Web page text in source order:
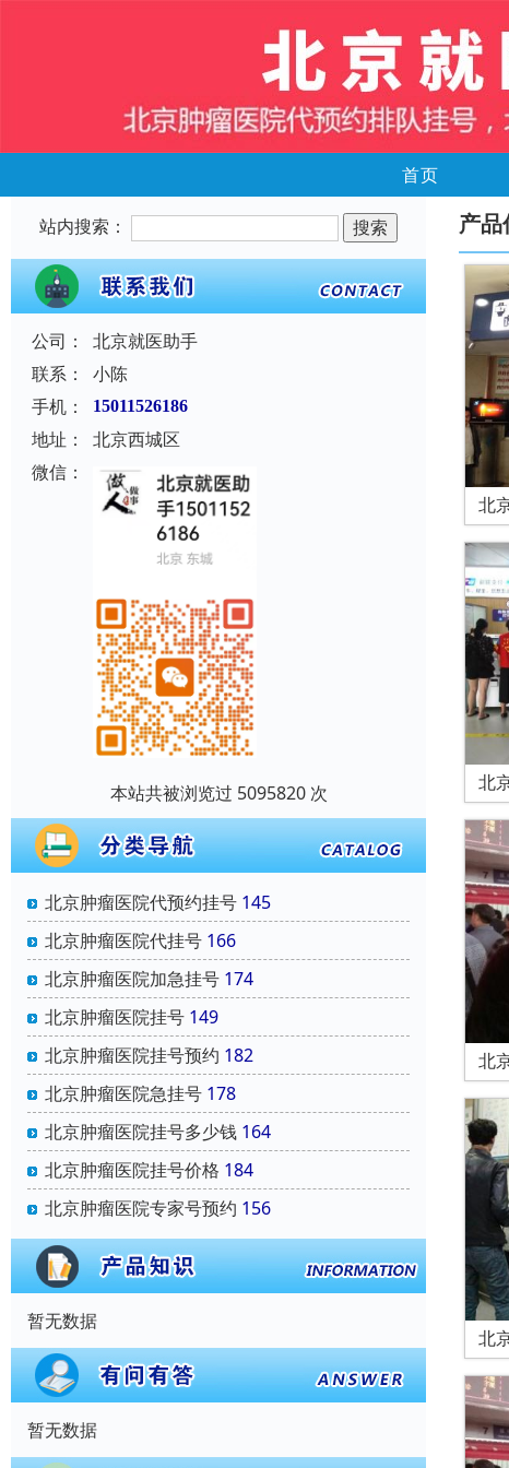
首页
站内搜索：
公司：
北京就医助手
联系：
小陈
手机：
15011526186
地址：
北京西城区
微信：
本站共被浏览过 5095820 次
北京肿瘤医院代预约挂号 145
北京肿瘤医院代挂号 166
北京肿瘤医院加急挂号 174
北京肿瘤医院挂号 149
北京肿瘤医院挂号预约 182
北京肿瘤医院急挂号 178
北京肿瘤医院挂号多少钱 164
北京肿瘤医院挂号价格 184
北京肿瘤医院专家号预约 156
暂无数据
暂无数据
产品
北
北
北
北